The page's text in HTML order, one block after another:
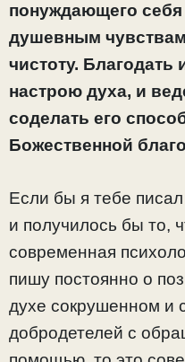
понуждающего
душевным
чистоту. Благодать
настрою духа, и
соделать его
Божественной
Если бы я тебе
и получилось бы то,
современная
пишу постоянно о
духе сокрушенном и
добродетелей с